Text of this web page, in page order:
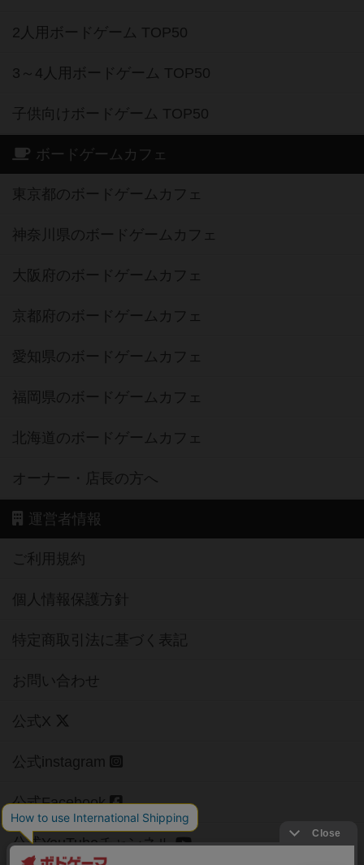
2人用ボードゲーム TOP50
3～4人用ボードゲーム TOP50
子供向けボードゲーム TOP50
ボードゲームカフェ
東京都のボードゲームカフェ
神奈川県のボードゲームカフェ
大阪府のボードゲームカフェ
京都府のボードゲームカフェ
愛知県のボードゲームカフェ
福岡県のボードゲームカフェ
北海道のボードゲームカフェ
オーナー・店長の方へ
運営者情報
ご利用規約
個人情報保護方針
特定商取引法に基づく表記
お問い合わせ
公式X
公式instagram
公式Facebook
公式YouTubeチャンネル